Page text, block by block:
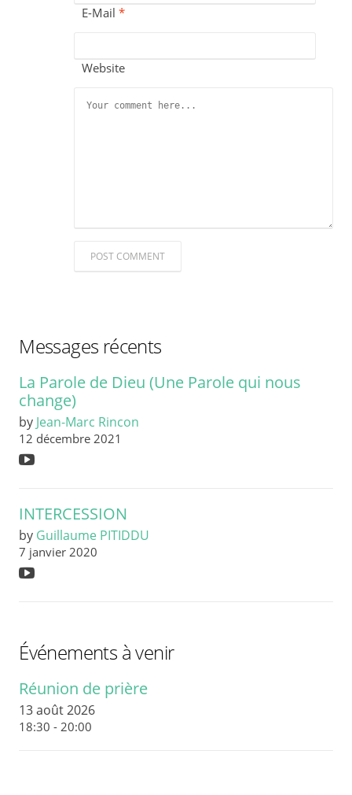
E-Mail*
Website
POST COMMENT
Messages récents
La Parole de Dieu (Une Parole qui nous
change)
by Jean-Marc Rincon
12 décembre 2021
INTERCESSION
by Guillaume PITIDDU
7 janvier 2020
Événements à venir
Réunion de prière
13 août 2026
18:30 - 20:00